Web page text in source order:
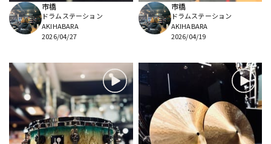
市橋
ドラムステーション
AKIHABARA
2026/04/27
市橋
ドラムステーション
AKIHABARA
2026/04/19